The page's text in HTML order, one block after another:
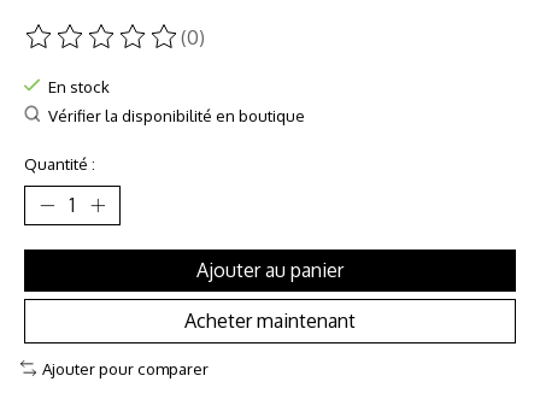
Ce produit est évalué à
(0)
En stock
Vérifier la disponibilité en boutique
Quantité :
Ajouter au panier
Acheter maintenant
Ajouter pour comparer